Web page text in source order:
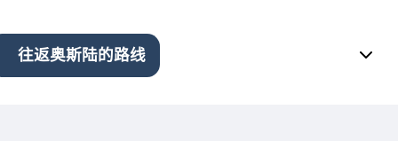
往返奥斯陆的路线